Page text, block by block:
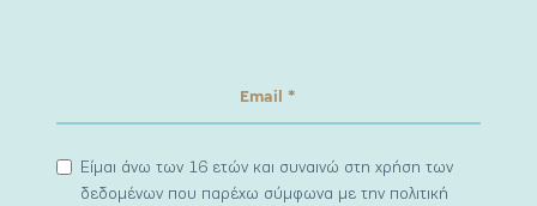
Είμαι άνω των 16 ετών και συναινώ στη χρήση των
δεδομένων που παρέχω σύμφωνα με την πολιτική